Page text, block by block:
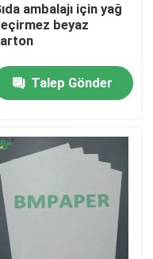
ambalajı için yağ
beyaz
Talep Gönder